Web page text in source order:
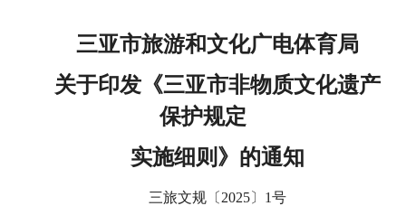
三亚市旅游和文化广电体育局
关于印发《三亚市非物质文化遗产
保护规定
实施细则》的通知
三旅文规〔2025〕1号